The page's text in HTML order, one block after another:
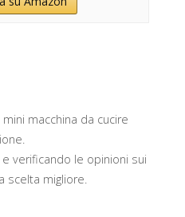
macchina da cucire
verificando le opinioni sui
migliore.